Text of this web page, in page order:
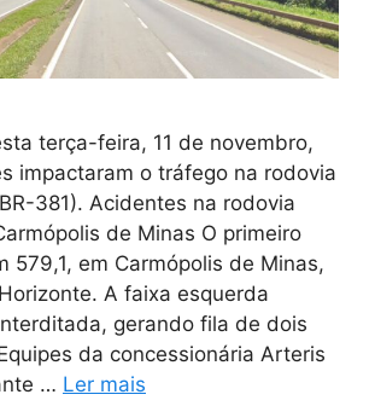
terça-feira, 11 de novembro,
impactaram o tráfego na rodovia
381). Acidentes na rodovia
de Minas O primeiro
579,1, em Carmópolis de Minas,
A faixa esquerda
gerando fila de dois
da concessionária Arteris
… Ler mais